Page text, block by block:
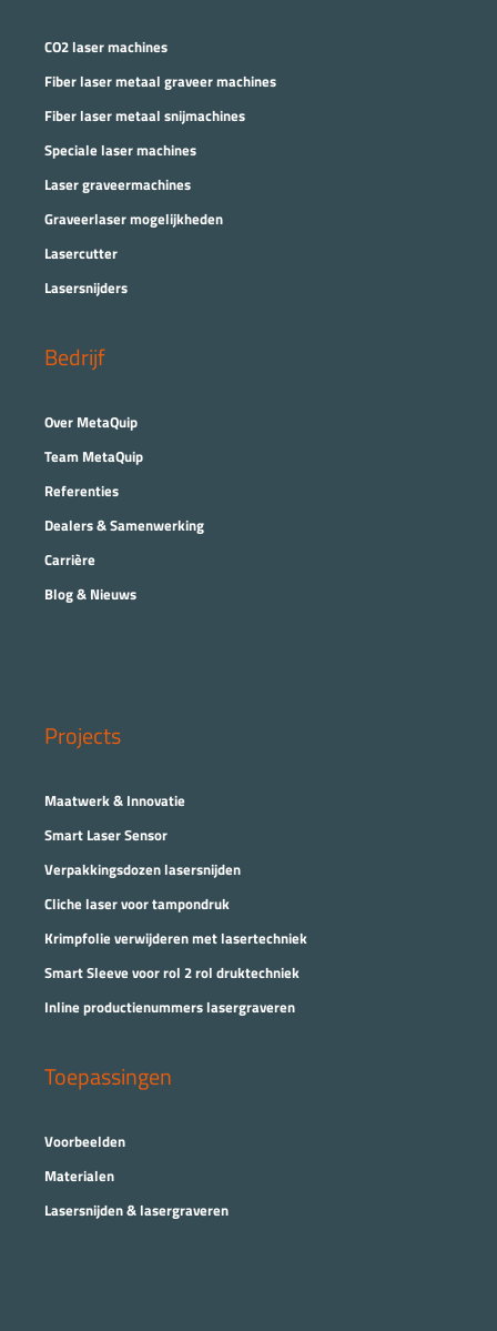
CO2 laser machines
Fiber laser metaal graveer machines
Fiber laser metaal snijmachines
Speciale laser machines
Laser graveermachines
Graveerlaser mogelijkheden
Lasercutter
Lasersnijders
Bedrijf
Over MetaQuip
Team MetaQuip
Referenties
Dealers & Samenwerking
Carrière
Blog & Nieuws
Projects
Maatwerk & Innovatie
Smart Laser Sensor
Verpakkingsdozen lasersnijden
Cliche laser voor tampondruk
Krimpfolie verwijderen met lasertechniek
Smart Sleeve voor rol 2 rol druktechniek
Inline productienummers lasergraveren
Toepassingen
Voorbeelden
Materialen
Lasersnijden & lasergraveren